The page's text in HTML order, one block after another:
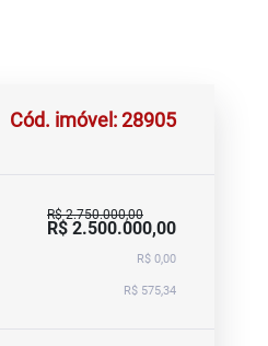
Cód. imóvel: 28905
R$ 2.750.000,00
R$ 2.500.000,00
R$ 0,00
R$ 575,34